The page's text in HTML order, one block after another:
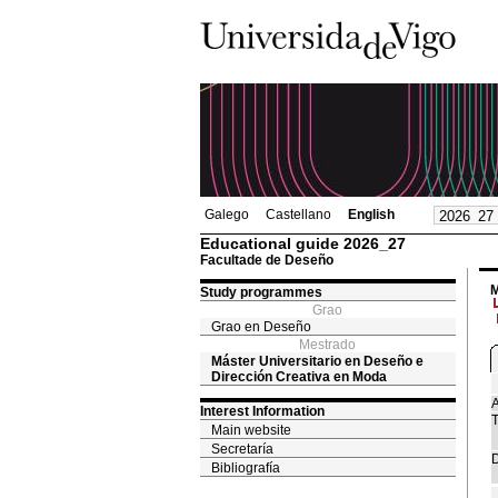
Galego Castellano English
Educational guide 2026_27
Facultade de Deseño
Study programmes
Grao
Grao en Deseño
Mestrado
Máster Universitario en Deseño e
Dirección Creativa en Moda
Interest Information
Main website
Secretaría
Bibliografía